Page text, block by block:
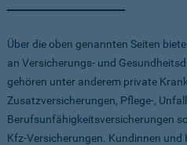
Über die oben genannten Seiten
an Versicherungs- und
gehören unter anderem private
Zusatzversicherungen, Pflege-,
Berufsunfähigkeitsversicherungen
Kfz-Versicherungen. Kundinnen